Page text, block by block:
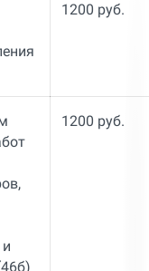
1200 руб.
1200 руб.